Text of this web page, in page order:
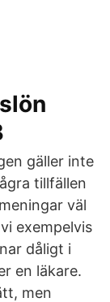
gäller inte
tillfällen
väl
exempelvis
dåligt i
en läkare.
men